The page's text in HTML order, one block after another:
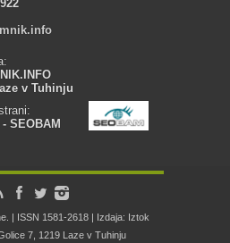
v Tuhinju
SEOBAM
| ISSN 1581-2618 | Izdaja: Iztok
7, 1219 Laze v Tuhinju